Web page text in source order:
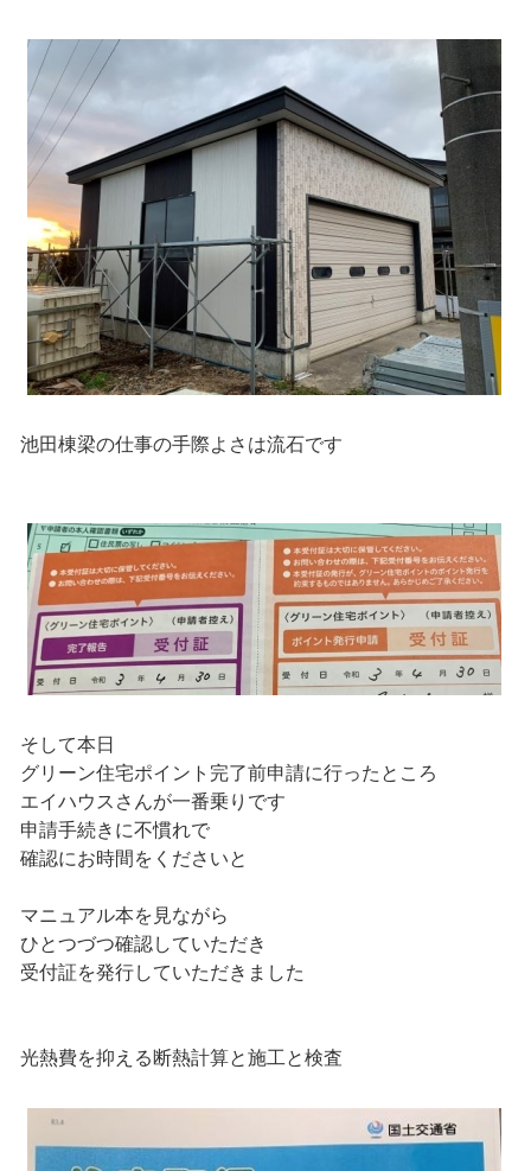
池田棟梁の仕事の手際よさは流石です
そして本日
グリーン住宅ポイント完了前申請に行ったところ
エイハウスさんが一番乗りです
申請手続きに不慣れで
確認にお時間をくださいと
マニュアル本を見ながら
ひとつづつ確認していただき
受付証を発行していただきました
光熱費を抑える断熱計算と施工と検査